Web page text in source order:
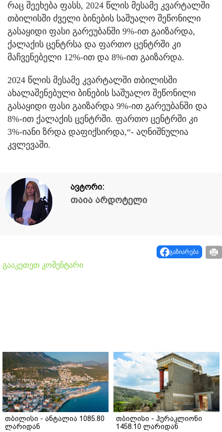
რაც შეეხება ფასს, 2024 წლის მესამე კვარტალში
თბილისში ძველი ბინების საშუალო შეწონილი
გასაყიდი ფასი გარეუბანში 9%-ით გაიზარდა,
ქალაქის ცენტრსა და ფართო ცენტრში კი
მაჩვენებელი 12%-ით და 8%-ით გაიზარდა.
2024 წლის მესამე კვარტალში თბილისში
ახალაშენებული ბინების საშუალო შეწონილი
გასაყიდი ფასი გაიზარდა 9%-ით გარეუბანში და
8%-ით ქალაქის ცენტრში. ფართო ცენტრში კი
3%-იანი ზრდა დაფიქსირდა,“- აღნიშნულია
კვლევაში.
ავტორი:
თაია არდოტელი
გაზიარება
გააკეთეთ კომენტარი
თბილისი - ანტალია 1085.80
ლარიდან
თბილისი - ჰერაკლიონი
1458.10 ლარიდან